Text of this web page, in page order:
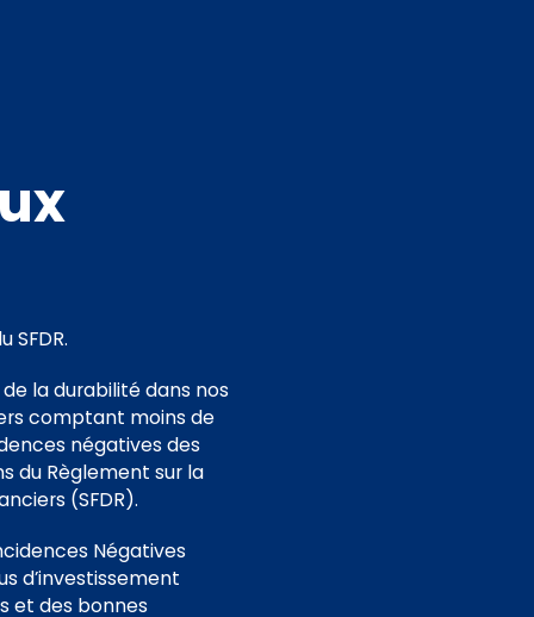
la durabilité dans nos
comptant moins de
négatives des
du Règlement sur la
(SFDR).
Négatives
d’investissement
et des bonnes